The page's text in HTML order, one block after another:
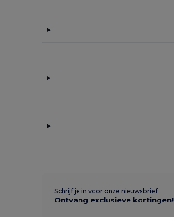
Schrijf je in voor onze nieuwsbrief
Ontvang exclusieve kortingen!